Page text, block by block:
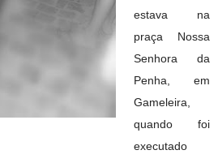
estava na
praça Nossa
Senhora da
Penha, em
Gameleira,
quando foi
executado